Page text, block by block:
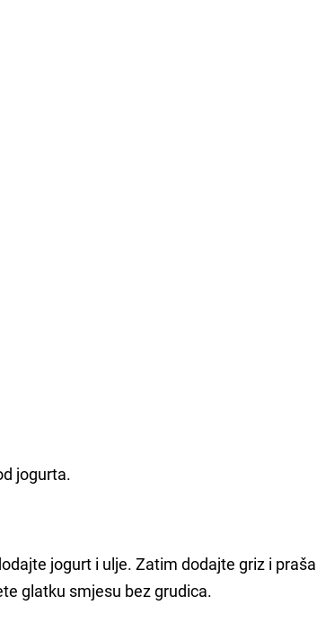
jogurta.
jogurt i ulje. Zatim dodajte griz i
glatku smjesu bez grudica.